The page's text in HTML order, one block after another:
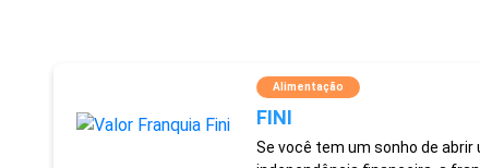
Alimentação
FINI
Se você tem um sonho de